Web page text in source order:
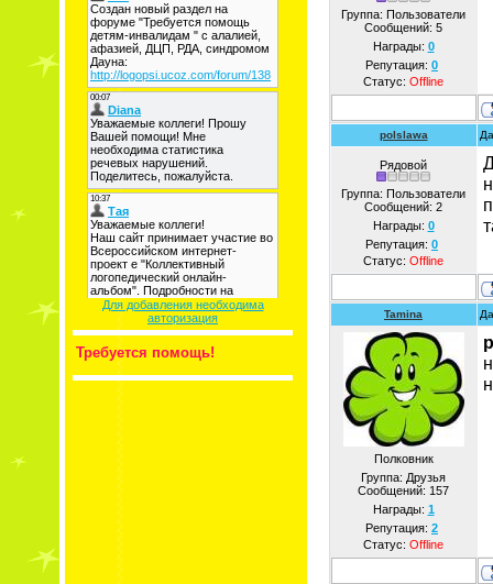
Для добавления необходима
авторизация
Требуется помощь!
Группа: Пользователи
Сообщений: 5
Награды: 0
Репутация: 0
Статус: Offline
polslawa
Рядовой
Группа: Пользователи
Сообщений: 2
Награды: 0
Репутация: 0
Статус: Offline
Tamina
Полковник
Группа: Друзья
Сообщений: 157
Награды: 1
Репутация: 2
Статус: Offline